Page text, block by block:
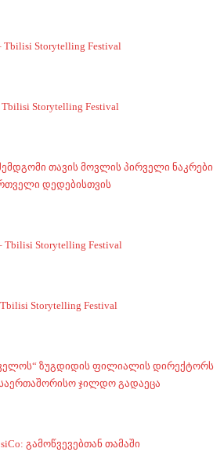
Tbilisi Storytelling Festival
Tbilisi Storytelling Festival
თავის მოვლის პირველი ნაკრები
დედებისთვის
Tbilisi Storytelling Festival
Tbilisi Storytelling Festival
ზუგდიდის ფილიალის დირექტორს
ჯილდო გადაეცა
გამოწვევებთან თამაში